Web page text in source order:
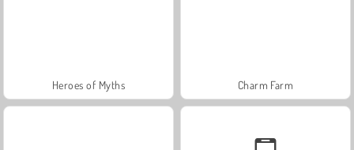
Heroes of Myths Charm Farm